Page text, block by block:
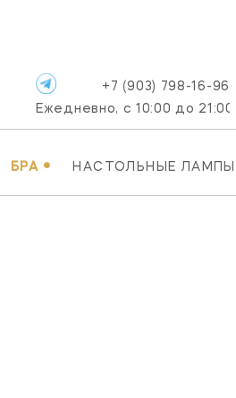
БРА • НАСТОЛЬНЫЕ ЛАМПЫ
+7 (903) 798-16-96
Ежедневно, с 10:00 до 21:00